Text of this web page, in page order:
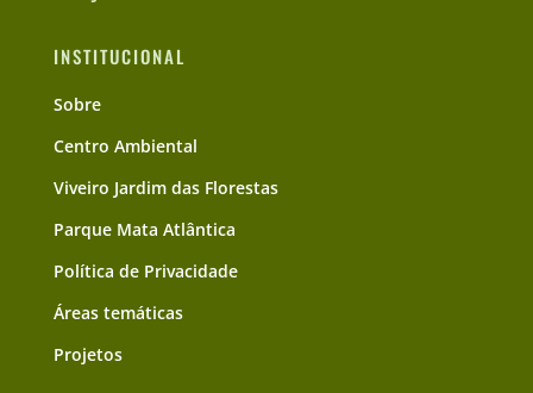
INSTITUCIONAL
Sobre
Centro Ambiental
Viveiro Jardim das Florestas
Parque Mata Atlântica
Política de Privacidade
Áreas temáticas
Projetos